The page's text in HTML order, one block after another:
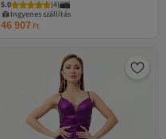
5.0 (4)
Ingyenes szállítás
46 907 Ft